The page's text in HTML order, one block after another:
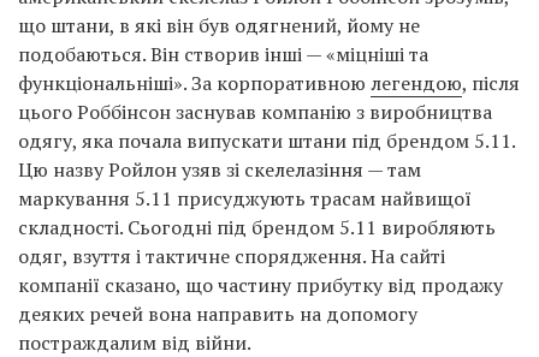
що штани, в які він був одягнений, йому не
подобаються. Він створив інші — «міцніші та
функціональніші». За корпоративною легендою, після
цього Роббінсон заснував компанію з виробництва
одягу, яка почала випускати штани під брендом 5.11.
Цю назву Ройлон узяв зі скелелазіння — там
маркування 5.11 присуджують трасам найвищої
складності. Сьогодні під брендом 5.11 виробляють
одяг, взуття і тактичне спорядження. На сайті
компанії сказано, що частину прибутку від продажу
деяких речей вона направить на допомогу
постраждалим від війни.